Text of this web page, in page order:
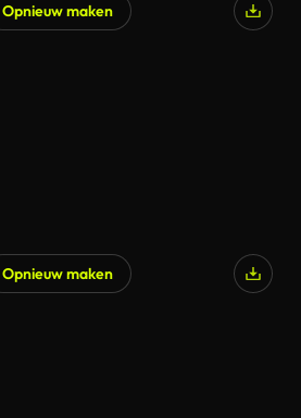
Opnieuw maken
Opnieuw maken